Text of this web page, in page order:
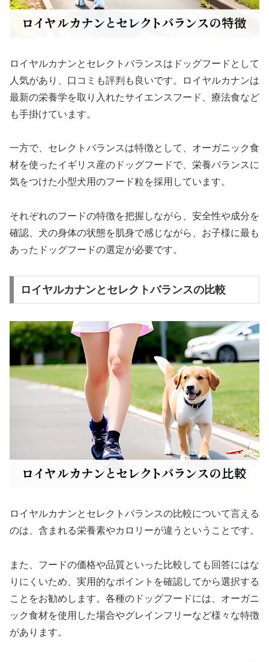
ロイヤルカナンとセレクトバランスはドッグフードとして
人気があり、口コミも評判も良いです。ロイヤルカナンは
最新の栄養学を取り入れたサイエンスフード、療法食など
も手掛けています。
一方で、セレクトバランスは特徴として、オーガニック食
材を使ったイギリス産のドッグフードで、栄養バランスに
気をつけた小型犬用のフード粒を採用しています。
それぞれのフードの特徴を把握しながら、安全性や成分を
確認、犬の身体の状態を肌身で感じながら、お子様に最も
あったドッグフードの選定が必要です。
ロイヤルカナンとセレクトバランスの比較
ロイヤルカナンとセレクトバランスの比較について言える
のは、含まれる栄養素やカロリーが違うということです。
また、フードの価格や品質といった比較しても回答にはな
りにくいため、実用的なポイントを確認してから選択する
ことをお勧めします。各種のドッグフードには、オーガニ
ック食材を使用した場合やグレインフリーなど様々な特徴
があります。